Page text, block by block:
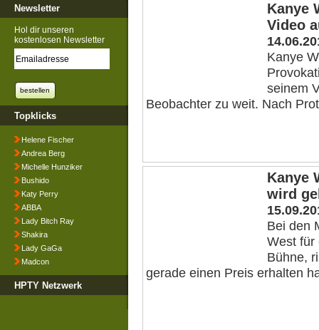
Newsletter
Hol dir unseren
kostenlosen Newsletter
Topklicks
Helene Fischer
Andrea Berg
Michelle Hunziker
Bushido
Katy Perry
ABBA
Lady Bitch Ray
Shakira
Lady GaGa
Madcon
HPTY Netzwerk
Kanye
Video
Kanye
seinem
Beobachter zu weit. Nach
Kanye
wird
Bei den
West für
Bühne,
gerade einen Preis erhalten